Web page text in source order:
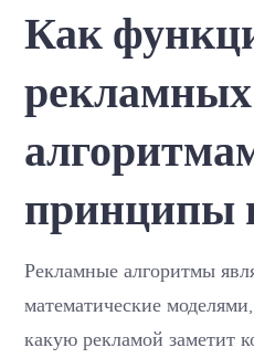
Как
рекламных
принципы
Рекламные алгоритмы
математические
какую рекламой заметит